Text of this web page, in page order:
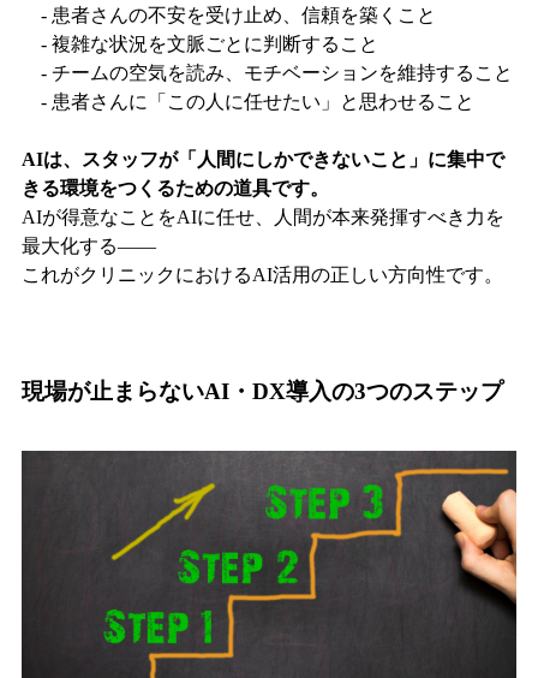
- 患者さんの不安を受け止め、信頼を築くこと
- 複雑な状況を文脈ごとに判断すること
- チームの空気を読み、モチベーションを維持すること
- 患者さんに「この人に任せたい」と思わせること
AIは、スタッフが「人間にしかできないこと」に集中で
きる環境をつくるための道具です。
AIが得意なことをAIに任せ、人間が本来発揮すべき力を
最大化する——
これがクリニックにおけるAI活用の正しい方向性です。
現場が止まらないAI・DX導入の3つのステップ